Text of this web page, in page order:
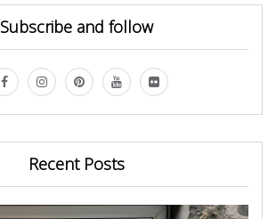
Subscribe and follow
Recent Posts